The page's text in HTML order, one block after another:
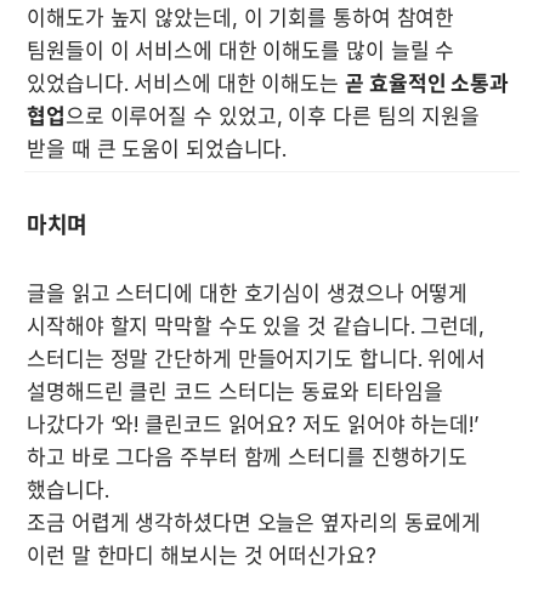
이해도가 높지 않았는데, 이 기회를 통하여 참여한
팀원들이 이 서비스에 대한 이해도를 많이 늘릴 수
있었습니다. 서비스에 대한 이해도는 곧 효율적인 소통과
협업으로 이루어질 수 있었고, 이후 다른 팀의 지원을
받을 때 큰 도움이 되었습니다.
마치며
글을 읽고 스터디에 대한 호기심이 생겼으나 어떻게
시작해야 할지 막막할 수도 있을 것 같습니다. 그런데,
스터디는 정말 간단하게 만들어지기도 합니다. 위에서
설명해드린 클린 코드 스터디는 동료와 티타임을
나갔다가 ‘와! 클린코드 읽어요? 저도 읽어야 하는데!’
하고 바로 그다음 주부터 함께 스터디를 진행하기도
했습니다.
조금 어렵게 생각하셨다면 오늘은 옆자리의 동료에게
이런 말 한마디 해보시는 것 어떠신가요?